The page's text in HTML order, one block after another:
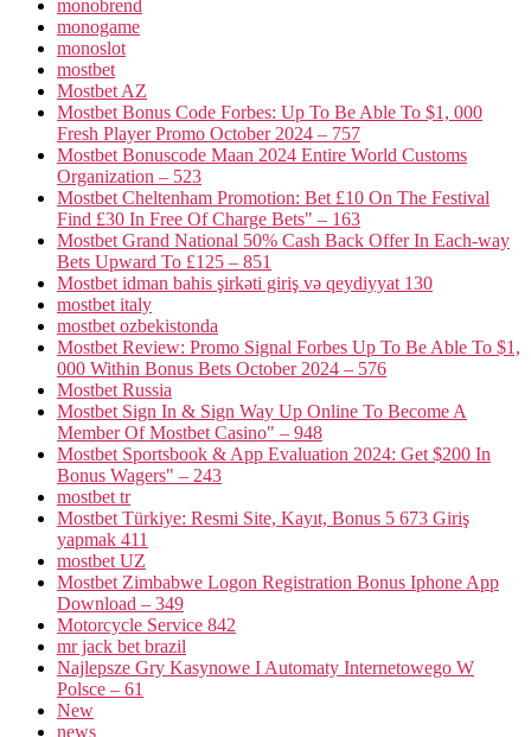
monobrend
monogame
monoslot
mostbet
Mostbet AZ
Mostbet Bonus Code Forbes: Up To Be Able To $1, 000
Fresh Player Promo October 2024 – 757
Mostbet Bonuscode Maan 2024 Entire World Customs
Organization – 523
Mostbet Cheltenham Promotion: Bet £10 On The Festival
Find £30 In Free Of Charge Bets" – 163
Mostbet Grand National 50% Cash Back Offer In Each-way
Bets Upward To £125 – 851
Mostbet idman bahis şirkəti giriş və qeydiyyat 130
mostbet italy
mostbet ozbekistonda
Mostbet Review: Promo Signal Forbes Up To Be Able To $1,
000 Within Bonus Bets October 2024 – 576
Mostbet Russia
Mostbet Sign In & Sign Way Up Online To Become A
Member Of Mostbet Casino" – 948
Mostbet Sportsbook & App Evaluation 2024: Get $200 In
Bonus Wagers" – 243
mostbet tr
Mostbet Türkiye: Resmi Site, Kayıt, Bonus 5 673 Giriş
yapmak 411
mostbet UZ
Mostbet Zimbabwe Logon Registration Bonus Iphone App
Download – 349
Motorcycle Service 842
mr jack bet brazil
Najlepsze Gry Kasynowe I Automaty Internetowego W
Polsce – 61
New
news